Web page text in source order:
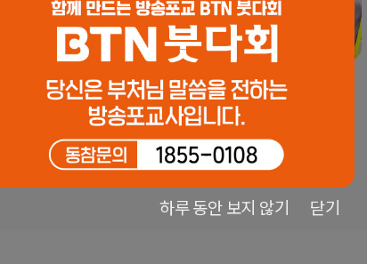
67회 제바달다의 파법륜승
방영일 : 2026.08.07 (금)
하루 동안 보지 않기 닫기